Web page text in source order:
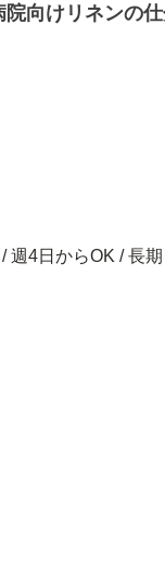
院向けリネンの
週4日からOK / 長期